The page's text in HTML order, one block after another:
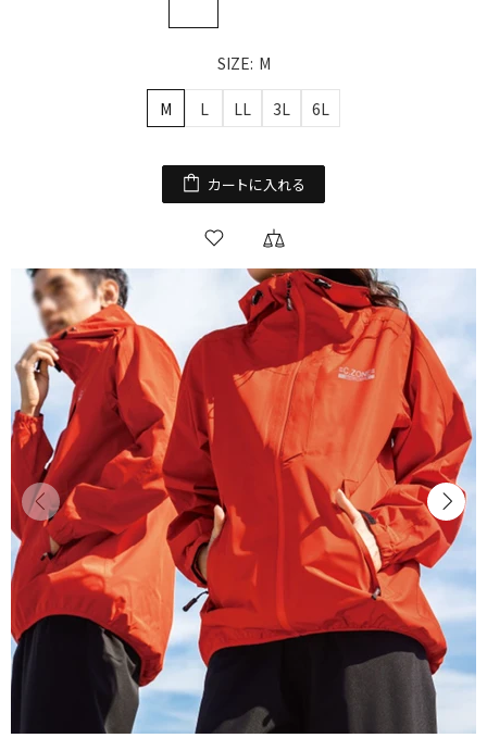
SIZE: M
M L LL 3L 6L
カートに入れる